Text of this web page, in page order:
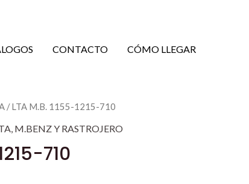
CONTACTO CÓMO LLEGAR
/ LTA M.B. 1155-1215-710
M.BENZ Y RASTROJERO
710